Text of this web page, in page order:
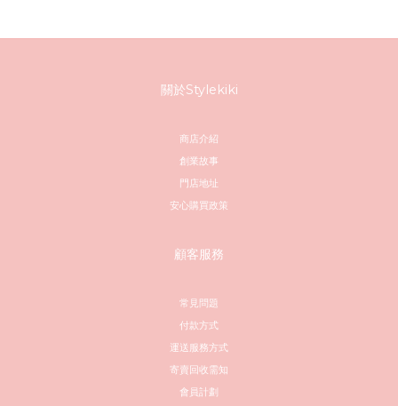
關於Stylekiki
商店介紹
創業故事
門店地址
安心購買政策
顧客服務
常見問題
付款方式
運送服務方式
寄賣回收需知
會員計劃